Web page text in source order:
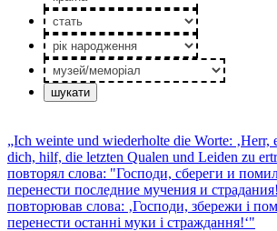
стать
рік
народження
музей/
меморiал
„Ich weinte und wiederholte die Worte: ‚Herr,
dich, hilf, die letzten Qualen und Leiden zu
повторял слова: "Господи, сбереги и
перенести последние мучения и
повторював слова: ‚Господи, збережи і
перенести останні муки і страждання!‘"